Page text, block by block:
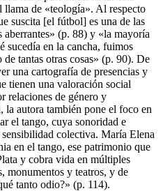
de «teología». Al respecto
suscita [el fútbol] es una de las
(p. 88) y «la mayoría
sucedía en la cancha, fuimos
tantas otras cosas» (p. 90). De
una cartografía de presencias y
tienen una valoración social
relaciones de género y
la autora también pone el foco en
el tango, cuya sonoridad e
colectiva. María Elena
en el tango, ese patrimonio que
y cobra vida en múltiples
monumentos y teatros, y de
tanto odio?» (p. 114).